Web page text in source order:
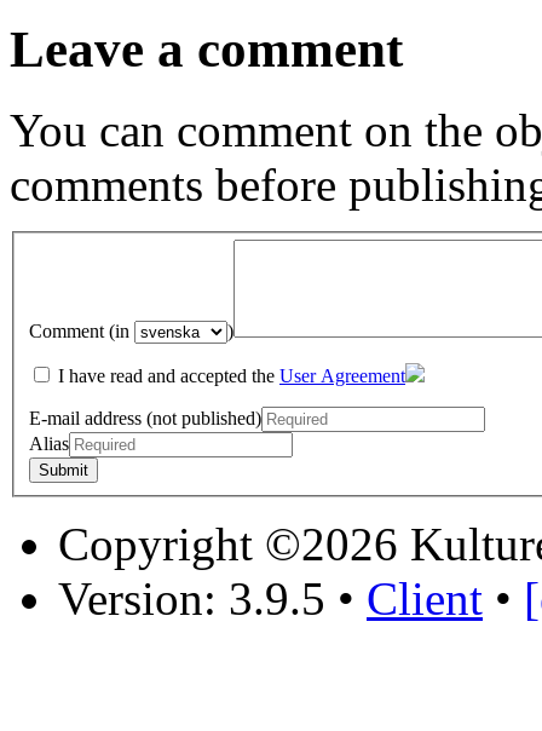
Leave a comment
You can comment on the
comments before
Comment (in )
I have read and accepted the User Agreement
E-mail address (not published)
Alias
Copyright ©2026
Version: 3.9.5 • Client •